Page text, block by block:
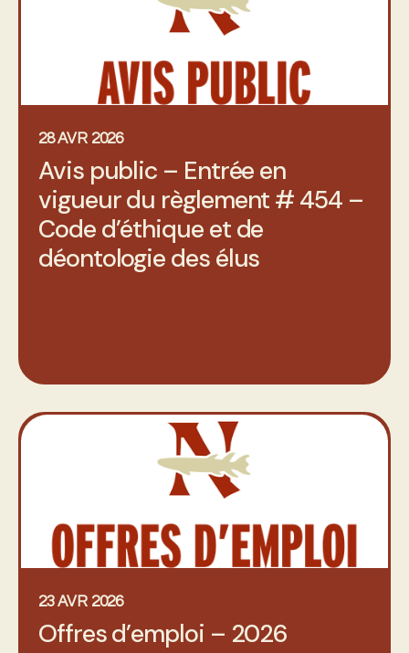
28 AVR 2026
Avis public – Entrée en
vigueur du règlement # 454 –
Code d’éthique et de
déontologie des élus
23 AVR 2026
Offres d’emploi – 2026